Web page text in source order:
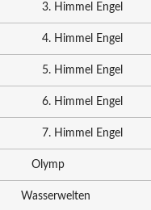
3. Himmel Engel
4. Himmel Engel
5. Himmel Engel
6. Himmel Engel
7. Himmel Engel
Olymp
Wasserwelten